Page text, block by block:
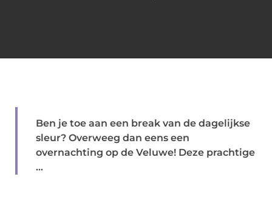
Ben je toe aan een break van de dagelijkse
sleur? Overweeg dan eens een
overnachting op de Veluwe! Deze prachtige
...